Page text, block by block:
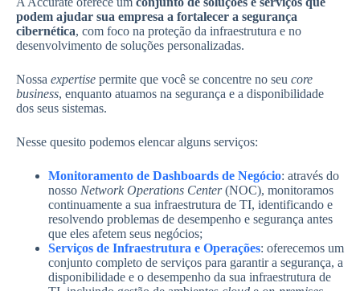
podem ajudar sua empresa a fortalecer a segurança
cibernética, com foco na proteção da infraestrutura e no
desenvolvimento de soluções personalizadas.
Nossa expertise permite que você se concentre no seu core
business, enquanto atuamos na segurança e a disponibilidade
dos seus sistemas.
Nesse quesito podemos elencar alguns serviços:
Monitoramento de Dashboards de Negócio: através do
nosso Network Operations Center(NOC), monitoramos
continuamente a sua infraestrutura de TI, identificando e
resolvendo problemas de desempenho e segurança antes
que eles afetem seus negócios;
Serviços de Infraestrutura e Operações: oferecemos um
conjunto completo de serviços para garantir a segurança, a
disponibilidade e o desempenho da sua infraestrutura de